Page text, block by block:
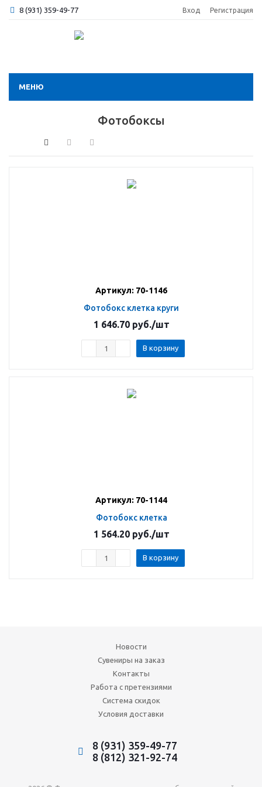
8 (931) 359-49-77 Вход Регистрация
МЕНЮ
Фотобоксы
Артикул: 70-1146
Фотобокс клетка круги
1 646.70руб./шт
В корзину
Артикул: 70-1144
Фотобокс клетка
1 564.20руб./шт
В корзину
Новости
Сувениры на заказ
Контакты
Работа с претензиями
Система скидок
Условия доставки
8 (931) 359-49-77
8 (812) 321-92-74